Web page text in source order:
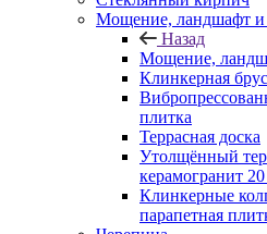
Мощение, ландшафт и
Назад
Мощение,
Клинкерная
плитка
Террасная доска
Утолщённый
керамогранит
Клинкерные
парапетная